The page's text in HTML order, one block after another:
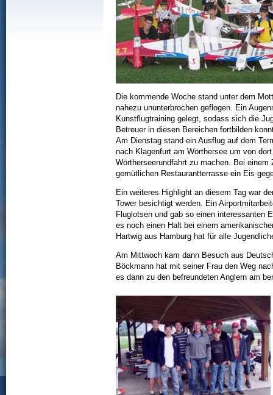
Die kommende Woche stand unter dem
nahezu ununterbrochen geflogen. Ein
Kunstflugtraining gelegt, sodass sich die
Betreuer in diesen Bereichen fortbilden
Am Dienstag stand ein Ausflug auf dem
nach Klagenfurt am Wörthersee um von
Wörtherseerundfahrt zu machen. Bei
gemütlichen Restaurantterrasse ein Eis
Ein weiteres Highlight an diesem Tag war
Tower besichtigt werden. Ein
Fluglotsen und gab so einen interessanten
es noch einen Halt bei einem
Hartwig aus Hamburg hat für alle
Am Mittwoch kam dann Besuch aus
Böckmann hat mit seiner Frau den Weg
es dann zu den befreundeten Anglern am